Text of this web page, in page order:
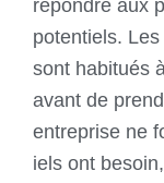
répondre aux
potentiels. Les
sont habitués
avant de
entreprise ne
iels ont